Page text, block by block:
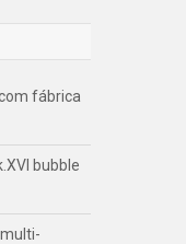
fábrica
bubble